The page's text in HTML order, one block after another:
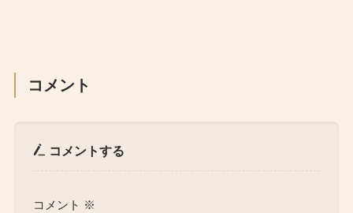
コメント
コメントする
コメント ※